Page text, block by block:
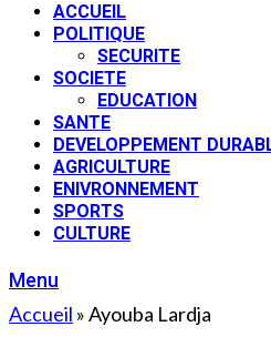
ACCUEIL
POLITIQUE
SECURITE
SOCIETE
EDUCATION
SANTE
DEVELOPPEMENT
AGRICULTURE
ENIVRONNEMENT
SPORTS
CULTURE
Menu
Accueil »Ayouba Lardja